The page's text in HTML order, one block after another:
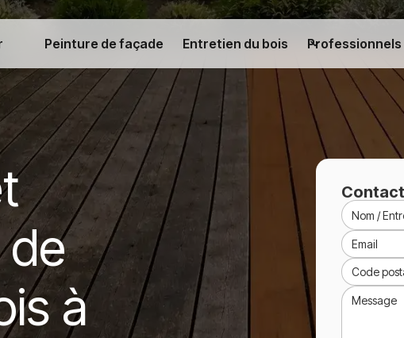
Peinture de façade Entretien du bois Professionnels
de
à